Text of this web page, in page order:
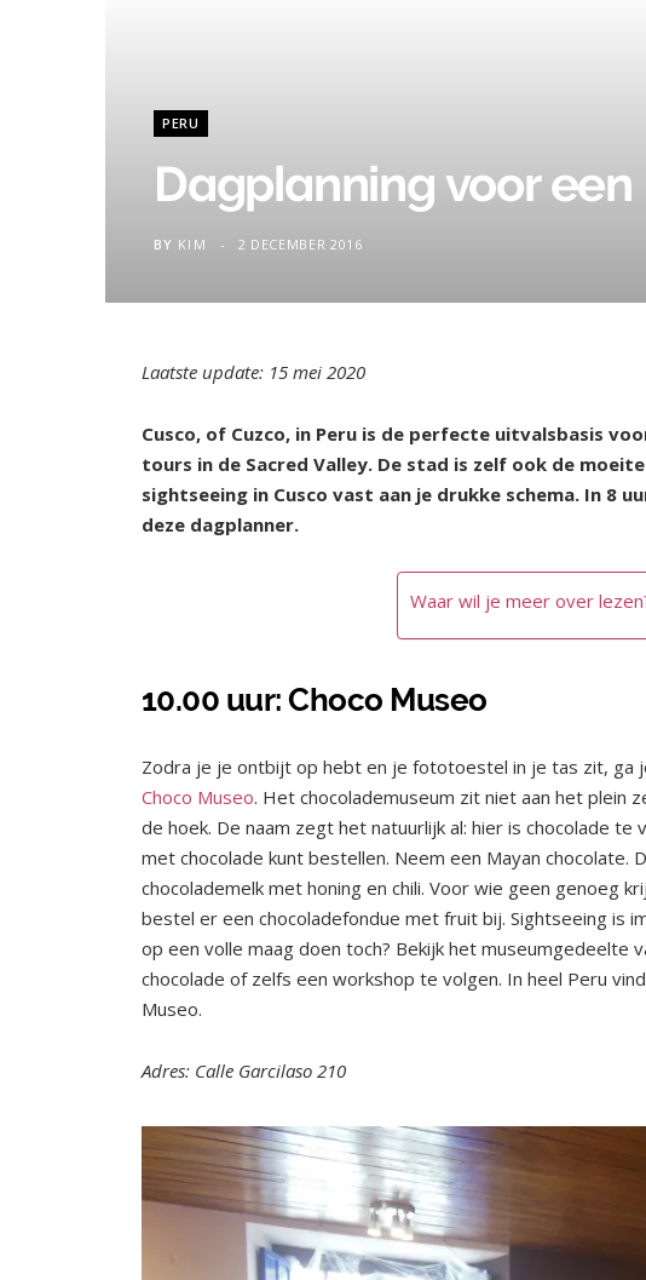
PERU
Dagplanning voor
BY KIM 2 DECEMBER 2016
Laatste update: 15 mei 2020
Cusco, of Cuzco, in Peru is de perfecte uitvalsbasis
tours in de Sacred Valley. De stad is zelf ook de
sightseeing in Cusco vast aan je drukke schema. In 8
deze dagplanner.
Waar wil je meer over
10.00 uur: Choco Museo
Zodra je je ontbijt op hebt en je fototoestel in je tas zit, ga
Choco Museo. Het chocolademuseum zit niet aan het plein
de hoek. De naam zegt het natuurlijk al: hier is chocolade te
met chocolade kunt bestellen. Neem een Mayan chocolate.
chocolademelk met honing en chili. Voor wie geen genoeg
bestel er een chocoladefondue met fruit bij. Sightseeing is
op een volle maag doen toch? Bekijk het museumgedeelte
chocolade of zelfs een workshop te volgen. In heel Peru
Museo.
Adres: Calle Garcilaso 210